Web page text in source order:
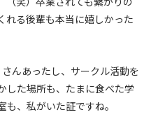
れる後輩も本当に嬉しかった
んあったし、サークル活動を
した場所も、たまに食べた学
も、私がいた証ですね。